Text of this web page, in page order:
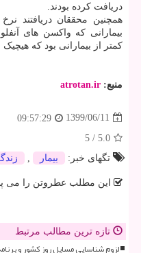
دریافت کرده بودند.
همچنین محققان دریافتند نرخ
بیمارانی که واکسن های
کمتر از بیمارانی بود که
منبع: atrotan.ir
1399/06/11
09:57:29
5.0
/
5
تگهای خبر:
بیمار
این مطلب عطروتن را می
تازه ترین مطالب مرتبط
لزوم شناسایی مسایل روز کشور و